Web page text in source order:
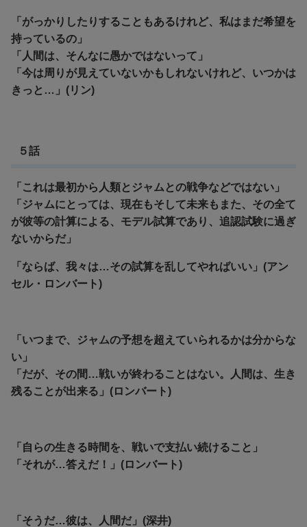
「がっかりしたりすることもあるけれど、私はまだ希望を
持っているの」
「人間は、そんなに愚かではないって」
「今は周りが見えていないかもしれないけれど、いつかは
きっと…」(リン)
５話
「これは最初から人類とジャムとの戦争などではない」
「ジャムにとっては、現在もそして未来もまた、その全て
が彼等の計算による、モデル試算であり、追認試験に過ぎ
ないからだ」
「ならば、我々は…その試算を乱してやればいい」(アン
セル・ロンバート)
「いつまで、ジャムの予想を超えていられるかは分からな
い」
「だが、その間…戦いが終わることはない。人間は、生き
残ることが出来る」(ロンバート)
「自らの生きる時間を、戦いで支払い続けること」
「それが…答えだ！」(ロンバート)
「そうだ…彼は、人間だ」(深井)